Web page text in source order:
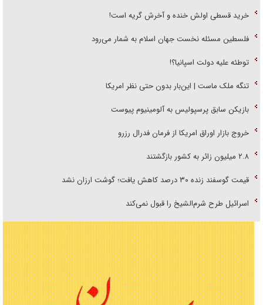
خرید قسطی اولش خنده و آخرش گریه است!
فلسطین مسئله نخست جهان اسلام به شمار می‌رود
توطئه علیه دولت اسپانیا؟!
تنگه ملک ماست | این‌بار بدون حتی نظر امریکا
بازیکن سابق پرسپولیس به آلومینیوم پیوست
خروج بازار اوراق امریکا از فرمان فدرال رزرو
۲.۸ میلیون زائر به کشور بازگشتند
قیمت گوسفند زنده ۳۰ درصد کاهش یافت؛ گوشت ارزان نشد
اسرائیل طرح شرم‌الشیخ را قبول نمی‌کند